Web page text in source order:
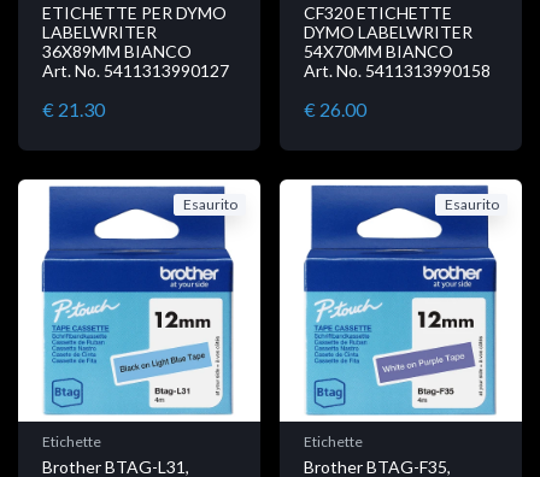
ETICHETTE PER DYMO
LABELWRITER
36X89MM BIANCO
Art. No. 5411313990127
€ 21.30
CF320 ETICHETTE
DYMO LABELWRITER
54X70MM BIANCO
Art. No. 5411313990158
€ 26.00
Esaurito
Etichette
Brother BTAG-L31,
Esaurito
Etichette
Brother BTAG-F35,